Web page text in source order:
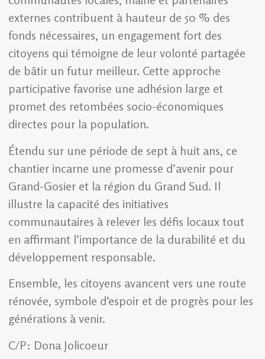
externes contribuent à hauteur de 50 % des
fonds nécessaires, un engagement fort des
citoyens qui témoigne de leur volonté partagée
de bâtir un futur meilleur. Cette approche
participative favorise une adhésion large et
promet des retombées socio-économiques
directes pour la population.
Étendu sur une période de sept à huit ans, ce
chantier incarne une promesse d’avenir pour
Grand-Gosier et la région du Grand Sud. Il
illustre la capacité des initiatives
communautaires à relever les défis locaux tout
en affirmant l’importance de la durabilité et du
développement responsable.
Ensemble, les citoyens avancent vers une route
rénovée, symbole d’espoir et de progrès pour les
générations à venir.
C/P: Dona Jolicoeur